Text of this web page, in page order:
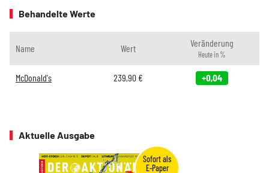
Behandelte Werte
Name Wert Veränderung
Heute in %
McDonald's 239,90 € +0,04
Aktuelle Ausgabe